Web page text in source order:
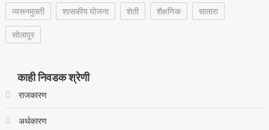
व्यसनमुक्ती
शासकीय योजना शेती शैक्षणिक
सातारा
सोलापूर
काही निवडक श्रेणी
राजकारण
अर्थकारण